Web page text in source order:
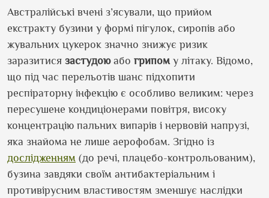
Австралійські вчені з’ясували, що прийом
екстракту бузини у формі пігулок, сиропів або
жувальних цукерок значно знижує ризик
заразитися застудоюабо грипом у літаку. Відомо,
що під час перельотів шанс підхопити
респіраторну інфекцію є особливо великим: через
пересушене кондиціонерами повітря, високу
концентрацію пальних випарів і нервовій напрузі,
яка знайома не лише аерофобам. Згідно із
дослідженням (до речі, плацебо-контрольованим),
бузина завдяки своїм антибактеріальним і
противірусним властивостям зменшує наслідки